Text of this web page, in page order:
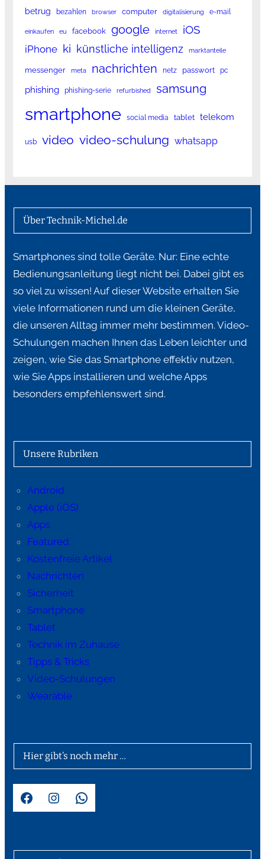
betrug bezahlen browser computer digitalisierung e-mail
einkaufen eu facebook google internet iOS
iPhone ki künstliche intelligenz marktanteile
messenger meta nachrichten netz passwort pc
phishing phishing-serie refurbished samsung
smartphone social media tablet telekom
usb video video-schulung whatsapp
Über Technik-Michel.de
Smartphones sind tolle Geräte. Nur: Eine echte
Bedienungsanleitung liegt nicht bei. Dabei gibt es
so viel zu wissen! Auf dieser Website erhalten Sie
viele Informationen rund um die kleinen Geräte,
die unseren Alltag immer mehr bestimmen. Video-
Schulungen machen Ihnen das Leben leichter und
zeigen, wie Sie das Smartphone effektiv nutzen,
wie Sie Apps installieren und welche Apps
besonders empfehlenswert sind.
Unsere Rubriken
Android
Apple (iOS)
Apps
Featured
Kostenfreie Artikel
Nachrichten
Sicherheit
Smartphone
Tablet
Technik im Zuhause
Tipps & Tricks
Video-Schulungen
Wearable
Hier gibt’s noch mehr …
Facebook Instagram WhatsApp